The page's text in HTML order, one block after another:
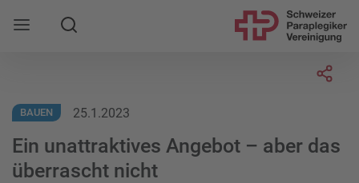
Mobile Navigation öffnen
Suche
BAUEN 25.1.2023
Ein unattraktives Angebot – aber das
überrascht nicht